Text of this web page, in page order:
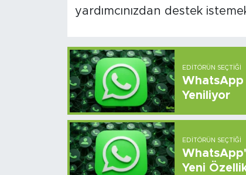
yardımcınızdan destek
EDITÖRÜN SEÇTIĞI
WhatsApp
Yeniliyor
EDITÖRÜN SEÇTIĞI
Yeni